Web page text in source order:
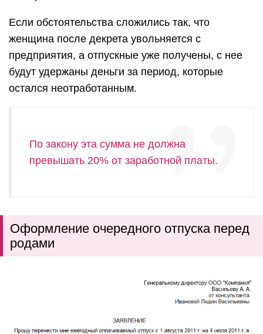
Если обстоятельства сложились так, что
женщина после декрета увольняется с
предприятия, а отпускные уже получены, с нее
будут удержаны деньги за период, которые
остался неотработанным.
По закону эта сумма не должна
превышать 20% от заработной платы.
Оформление очередного отпуска перед
родами